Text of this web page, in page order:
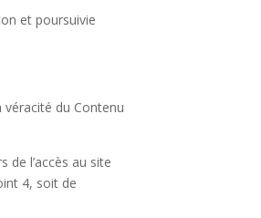
et poursuivie
du Contenu
de l’accès au site
4, soit de